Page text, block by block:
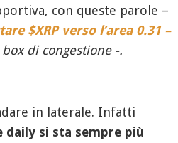
con queste parole –
$XRP verso l’area 0.31 –
di congestione -.
in laterale. Infatti
daily si sta sempre più